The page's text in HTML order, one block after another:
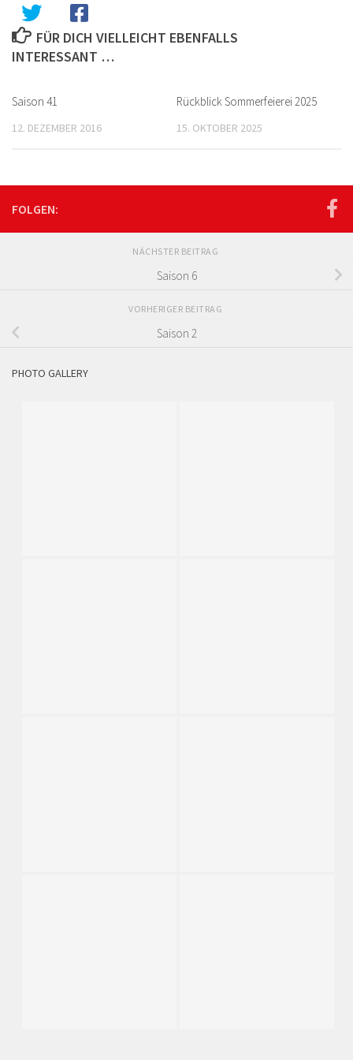
FÜR DICH VIELLEICHT EBENFALLS
INTERESSANT …
Saison 41
12. DEZEMBER 2016
Rückblick Sommerfeierei 2025
15. OKTOBER 2025
FOLGEN:
NÄCHSTER BEITRAG
Saison 6
VORHERIGER BEITRAG
Saison 2
PHOTO GALLERY